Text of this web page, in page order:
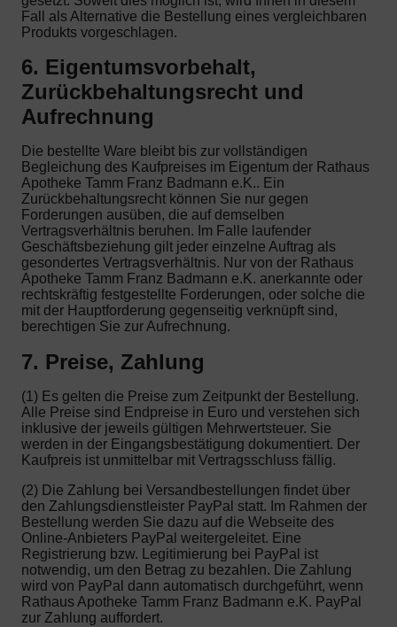
Fall als Alternative die Bestellung eines vergleichbaren
Produkts vorgeschlagen.
6. Eigentumsvorbehalt,
Zurückbehaltungsrecht und
Aufrechnung
Die bestellte Ware bleibt bis zur vollständigen
Begleichung des Kaufpreises im Eigentum der Rathaus
Apotheke Tamm Franz Badmann e.K.. Ein
Zurückbehaltungsrecht können Sie nur gegen
Forderungen ausüben, die auf demselben
Vertragsverhältnis beruhen. Im Falle laufender
Geschäftsbeziehung gilt jeder einzelne Auftrag als
gesondertes Vertragsverhältnis. Nur von der Rathaus
Apotheke Tamm Franz Badmann e.K. anerkannte oder
rechtskräftig festgestellte Forderungen, oder solche die
mit der Hauptforderung gegenseitig verknüpft sind,
berechtigen Sie zur Aufrechnung.
7. Preise, Zahlung
(1) Es gelten die Preise zum Zeitpunkt der Bestellung.
Alle Preise sind Endpreise in Euro und verstehen sich
inklusive der jeweils gültigen Mehrwertsteuer. Sie
werden in der Eingangsbestätigung dokumentiert. Der
Kaufpreis ist unmittelbar mit Vertragsschluss fällig.
(2) Die Zahlung bei Versandbestellungen findet über
den Zahlungsdienstleister PayPal statt. Im Rahmen der
Bestellung werden Sie dazu auf die Webseite des
Online-Anbieters PayPal weitergeleitet. Eine
Registrierung bzw. Legitimierung bei PayPal ist
notwendig, um den Betrag zu bezahlen. Die Zahlung
wird von PayPal dann automatisch durchgeführt, wenn
Rathaus Apotheke Tamm Franz Badmann e.K. PayPal
zur Zahlung auffordert.